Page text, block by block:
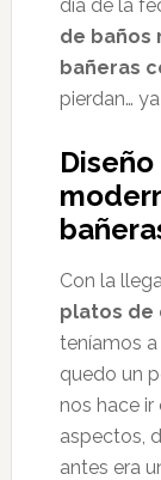
día de la
de baños
bañeras
pierdan…
Con la
platos de
teníamos
quedo un
nos hace
aspectos,
antes era